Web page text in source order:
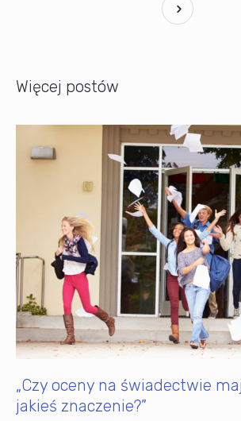
Więcej postów
„Czy oceny na świadectwie
jakieś znaczenie?”